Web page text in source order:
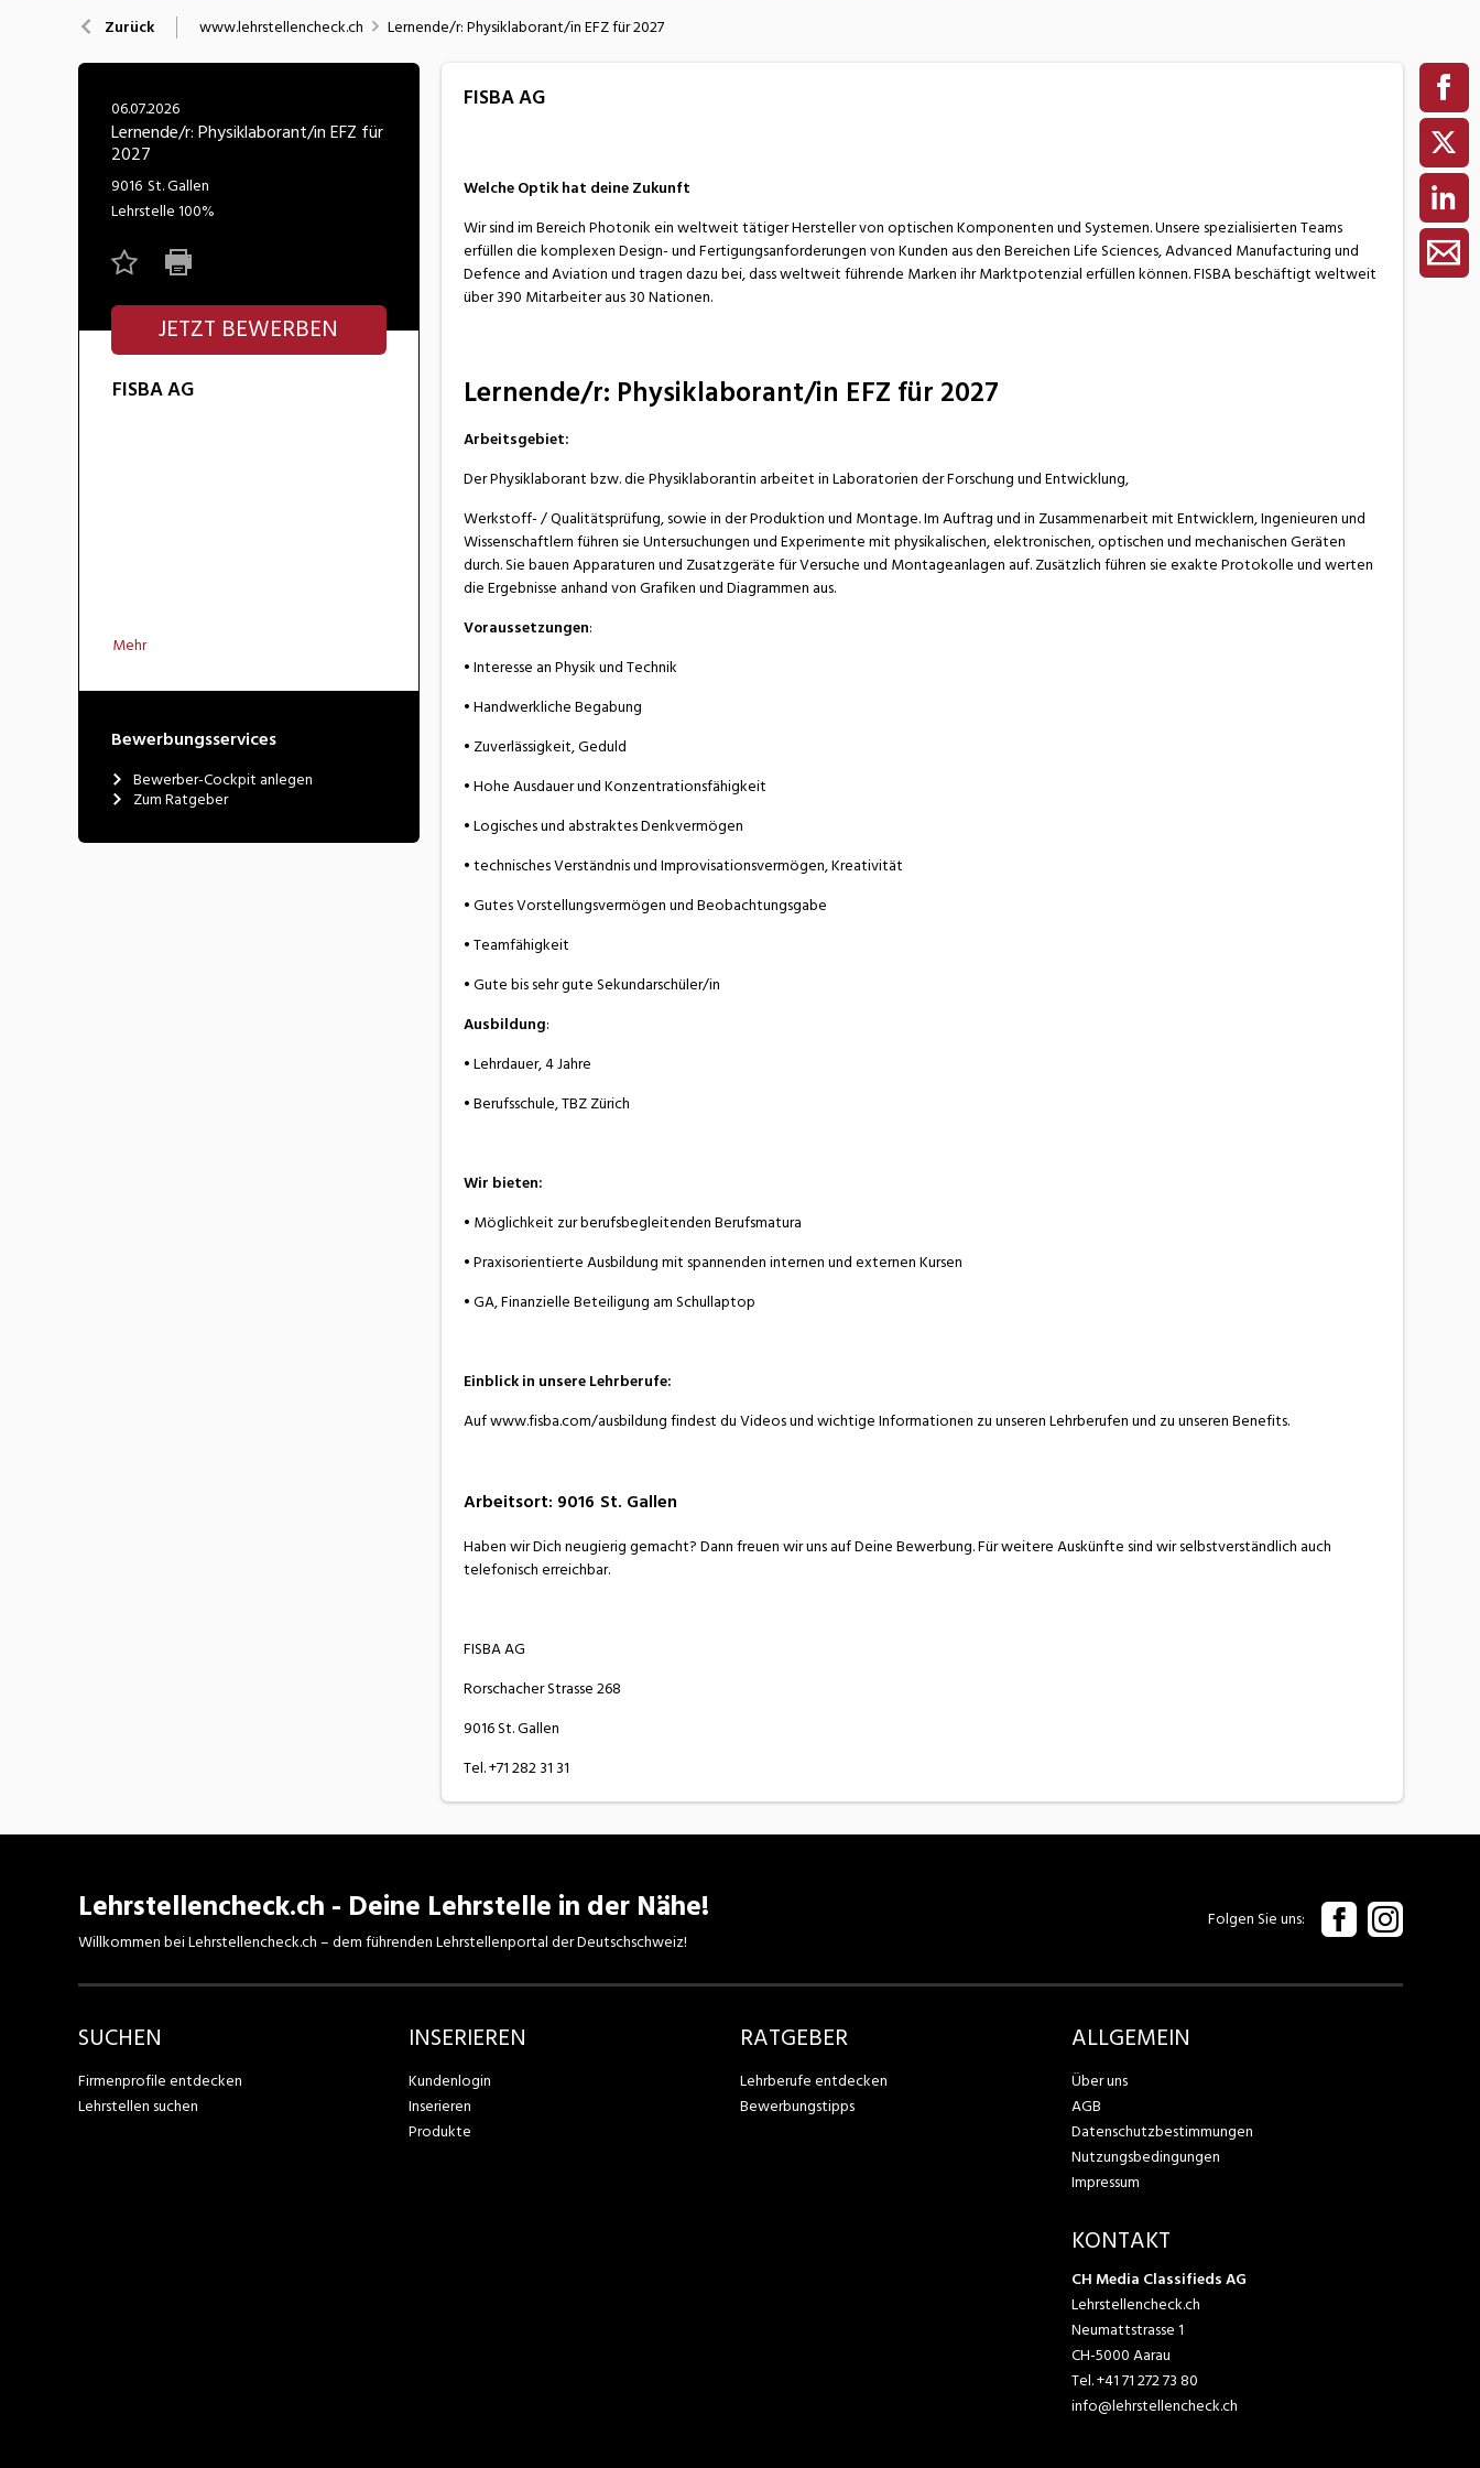
Nahrung
Wirtschaft/Verwaltung
Zurück www.lehrstellencheck.ch Lernende/r: Physiklaborant/in EFZ für 2027
06.07.2026
Lernende/r: Physiklaborant/in EFZ für
2027
9016 St. Gallen
Lehrstelle100%
JETZT BEWERBEN
FISBA AG
Mehr
Bewerbungsservices
Bewerber-Cockpit anlegen
Zum Ratgeber
FISBA AG
Welche Optik hat deine Zukunft
Wir sind im Bereich Photonik ein weltweit tätiger Hersteller von optischen Komponenten und Systemen. Unsere spezialisierten Teams
erfüllen die komplexen Design- und Fertigungsanforderungen von Kunden aus den Bereichen Life Sciences, Advanced Manufacturing und
Defence and Aviation und tragen dazu bei, dass weltweit führende Marken ihr Marktpotenzial erfüllen können. FISBA beschäftigt weltweit
über 390 Mitarbeiter aus 30 Nationen.
Lernende/r: Physiklaborant/in EFZ für 2027
Arbeitsgebiet:
Der Physiklaborant bzw. die Physiklaborantin arbeitet in Laboratorien der Forschung und Entwicklung,
Werkstoff- / Qualitätsprüfung, sowie in der Produktion und Montage. Im Auftrag und in Zusammenarbeit mit Entwicklern, Ingenieuren und
Wissenschaftlern führen sie Untersuchungen und Experimente mit physikalischen, elektronischen, optischen und mechanischen Geräten
durch. Sie bauen Apparaturen und Zusatzgeräte für Versuche und Montageanlagen auf. Zusätzlich führen sie exakte Protokolle und werten
die Ergebnisse anhand von Grafiken und Diagrammen aus.
Voraussetzungen:
• Interesse an Physik und Technik
• Handwerkliche Begabung
• Zuverlässigkeit, Geduld
• Hohe Ausdauer und Konzentrationsfähigkeit
• Logisches und abstraktes Denkvermögen
• technisches Verständnis und Improvisationsvermögen, Kreativität
• Gutes Vorstellungsvermögen und Beobachtungsgabe
• Teamfähigkeit
• Gute bis sehr gute Sekundarschüler/in
Ausbildung:
• Lehrdauer, 4 Jahre
• Berufsschule, TBZ Zürich
Wir bieten:
• Möglichkeit zur berufsbegleitenden Berufsmatura
• Praxisorientierte Ausbildung mit spannenden internen und externen Kursen
• GA, Finanzielle Beteiligung am Schullaptop
Einblick in unsere Lehrberufe:
Auf www.fisba.com/ausbildung findest du Videos und wichtige Informationen zu unseren Lehrberufen und zu unseren Benefits.
Arbeitsort: 9016 St. Gallen
Haben wir Dich neugierig gemacht? Dann freuen wir uns auf Deine Bewerbung. Für weitere Auskünfte sind wir selbstverständlich auch
telefonisch erreichbar.
FISBA AG
Rorschacher Strasse 268
9016 St. Gallen
Tel. +71 282 31 31
Lehrstellencheck.ch - Deine Lehrstelle in der Nähe!
Willkommen bei Lehrstellencheck.ch – dem führenden Lehrstellenportal der Deutschschweiz!
Folgen Sie uns
SUCHEN
Firmenprofile entdecken
Lehrstellen suchen
INSERIEREN
Kundenlogin
Inserieren
Produkte
RATGEBER
Lehrberufe entdecken
Bewerbungstipps
ALLGEMEIN
Über uns
AGB
Datenschutzbestimmungen
Nutzungsbedingungen
Impressum
KONTAKT
CH Media Classifieds AG
Lehrstellencheck.ch
Neumattstrasse 1
CH-5000 Aarau
Tel.+41 71 272 73 80
info@lehrstellencheck.ch